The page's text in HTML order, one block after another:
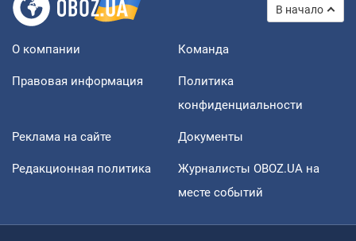
В начало
О компании Команда
Правовая информация
Политика
конфиденциальности
Реклама на сайте Документы
Редакционная политика
Журналисты OBOZ.UA на
месте событий